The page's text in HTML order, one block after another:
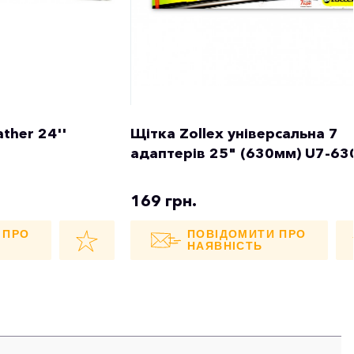
24''
Щітка Zollex універсальна 7
адаптерів 25" (630мм) U7-
169 грн.
ПОВІДОМИТИ ПРО
НАЯВНІСТЬ